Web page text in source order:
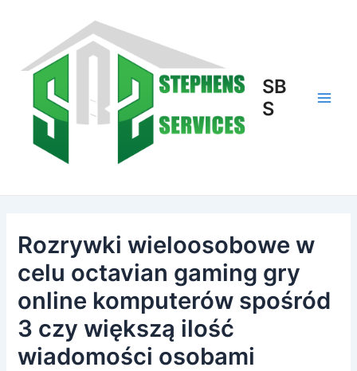
SB
S
Rozrywki wieloosobowe w
celu octavian gaming gry
online komputerów spośród
3 czy większą ilość
wiadomości osobami